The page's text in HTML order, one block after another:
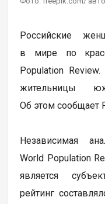
Российские
в мире по
Population
жительницы
Об этом сообщает
Независимая
World Population
является
рейтинг